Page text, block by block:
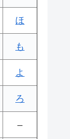
ほ
も
よ
ろ
–